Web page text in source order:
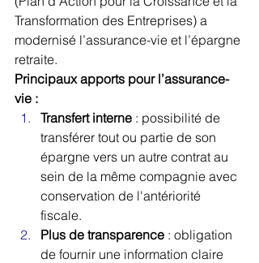
Transformation des Entreprises) a
modernisé l’assurance-vie et l’épargne
retraite.
Principaux apports pour l’assurance-
vie :
Transfert interne : possibilité de
transférer tout ou partie de son
épargne vers un autre contrat au
sein de la même compagnie avec
conservation de l'antériorité
fiscale.
Plus de transparence : obligation
de fournir une information claire